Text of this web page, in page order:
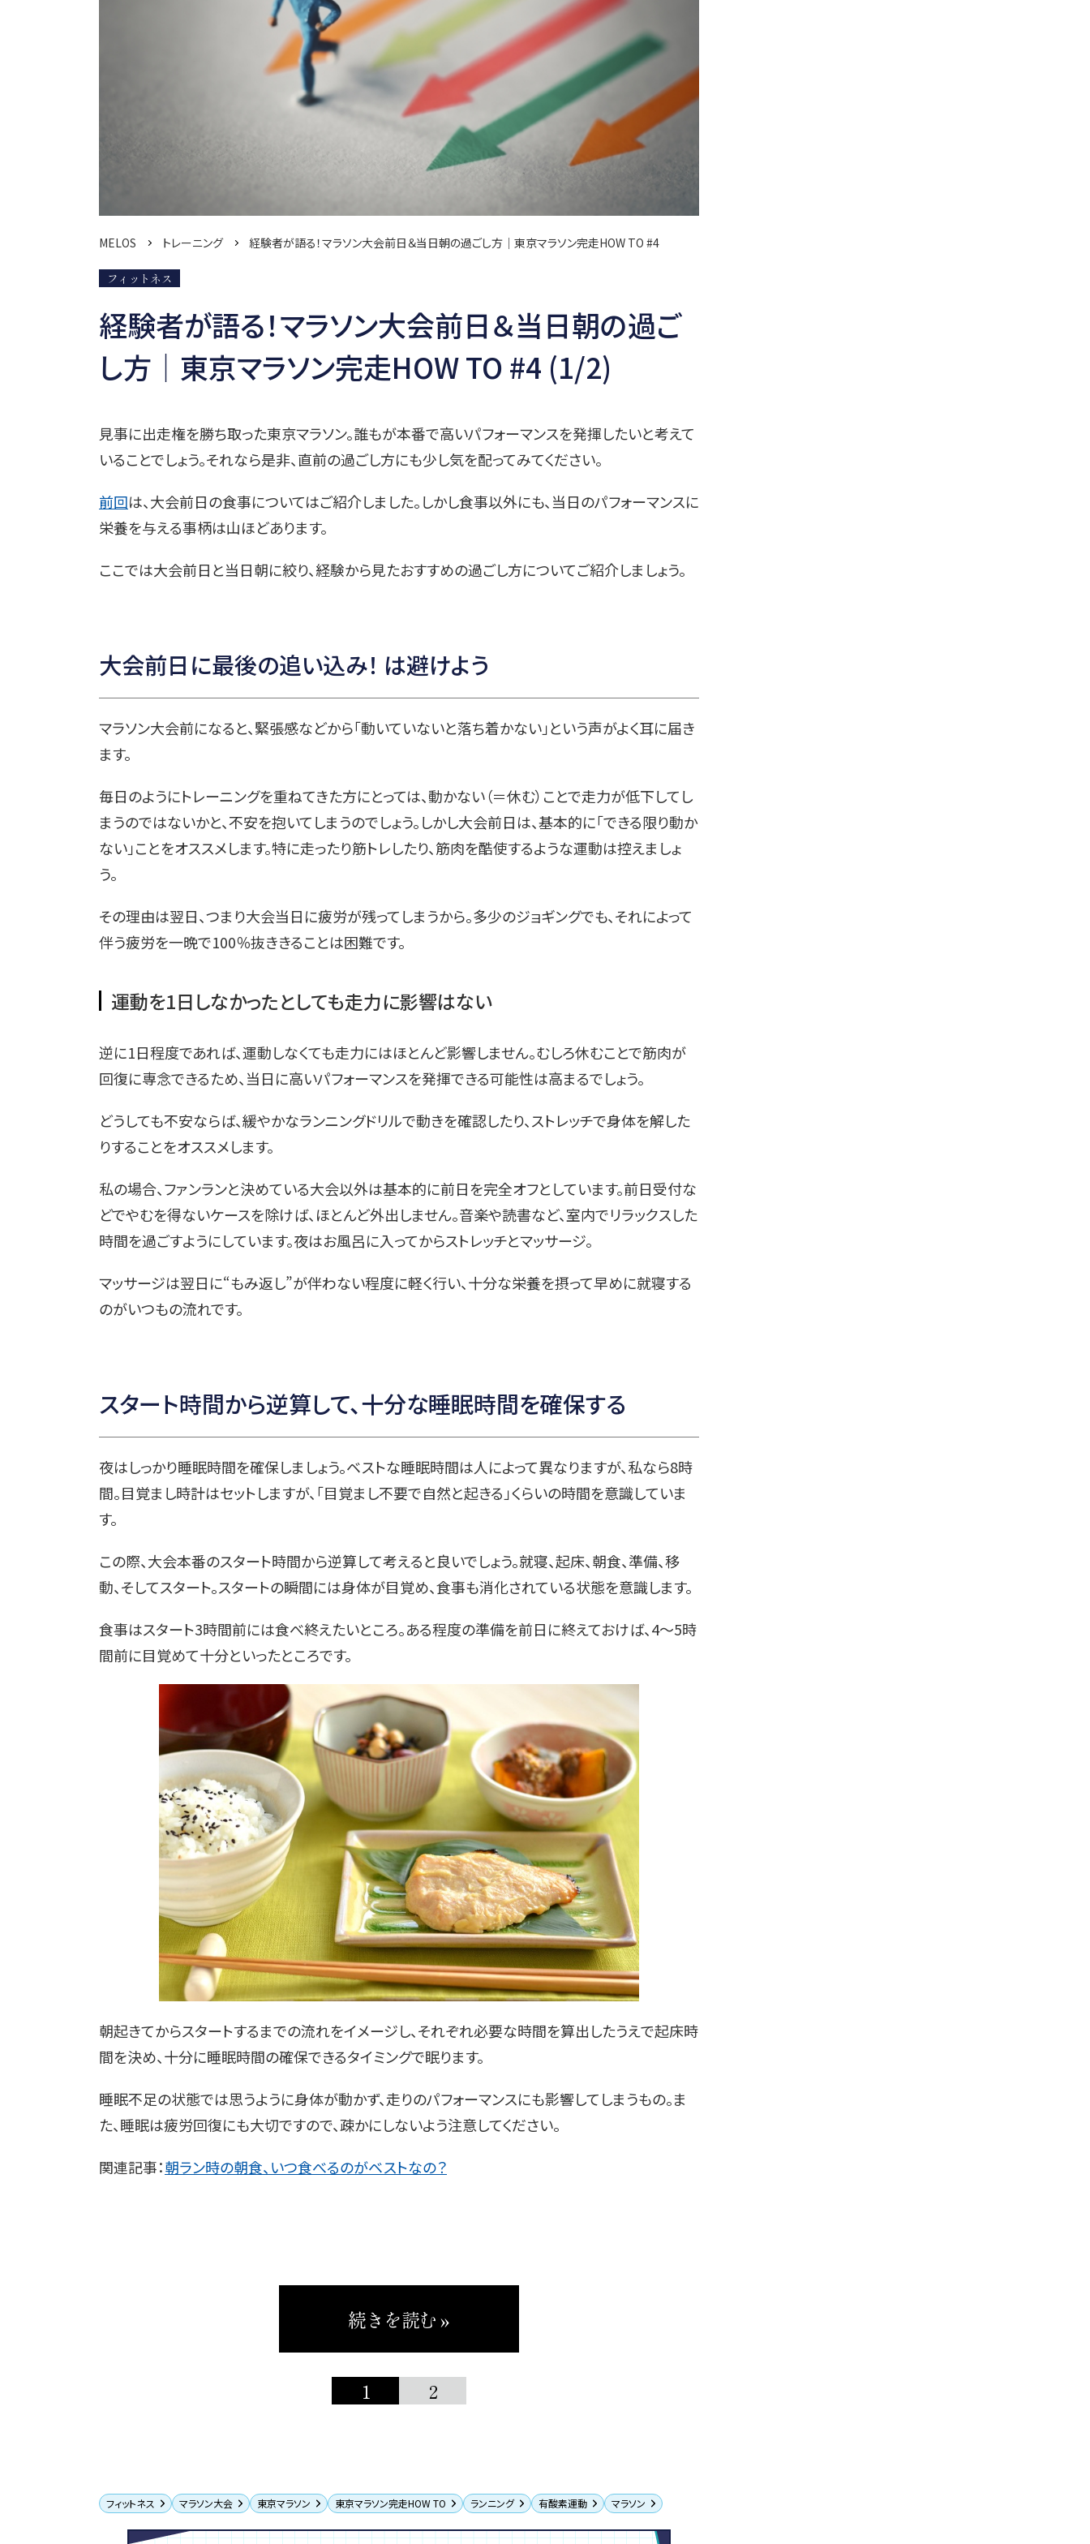
MELOS トレーニング 経験者が語る！マラソン大会前日＆当日朝の過ごし方│東京マラソン完走HOW TO #4
フィットネス
経験者が語る！マラソン大会前日＆当日朝の過ご
し方│東京マラソン完走HOW TO #4 (1/2)
見事に出走権を勝ち取った東京マラソン。誰もが本番で高いパフォーマンスを発揮したいと考えて
いることでしょう。それなら是非、直前の過ごし方にも少し気を配ってみてください。
前回は、大会前日の食事についてはご紹介しました。しかし食事以外にも、当日のパフォーマンスに
栄養を与える事柄は山ほどあります。
ここでは大会前日と当日朝に絞り、経験から見たおすすめの過ごし方についてご紹介しましょう。
大会前日に最後の追い込み！ は避けよう
マラソン大会前になると、緊張感などから「動いていないと落ち着かない」という声がよく耳に届き
ます。
毎日のようにトレーニングを重ねてきた方にとっては、動かない（＝休む）ことで走力が低下してし
まうのではないかと、不安を抱いてしまうのでしょう。しかし大会前日は、基本的に「できる限り動か
ない」ことをオススメします。特に走ったり筋トレしたり、筋肉を酷使するような運動は控えましょ
う。
その理由は翌日、つまり大会当日に疲労が残ってしまうから。多少のジョギングでも、それによって
伴う疲労を一晩で100％抜ききることは困難です。
運動を1日しなかったとしても走力に影響はない
逆に1日程度であれば、運動しなくても走力にはほとんど影響しません。むしろ休むことで筋肉が
回復に専念できるため、当日に高いパフォーマンスを発揮できる可能性は高まるでしょう。
どうしても不安ならば、緩やかなランニングドリルで動きを確認したり、ストレッチで身体を解した
りすることをオススメします。
私の場合、ファンランと決めている大会以外は基本的に前日を完全オフとしています。前日受付な
どでやむを得ないケースを除けば、ほとんど外出しません。音楽や読書など、室内でリラックスした
時間を過ごすようにしています。夜はお風呂に入ってからストレッチとマッサージ。
マッサージは翌日に“もみ返し”が伴わない程度に軽く行い、十分な栄養を摂って早めに就寝する
のがいつもの流れです。
スタート時間から逆算して、十分な睡眠時間を確保する
夜はしっかり睡眠時間を確保しましょう。ベストな睡眠時間は人によって異なりますが、私なら8時
間。目覚まし時計はセットしますが、「目覚まし不要で自然と起きる」くらいの時間を意識していま
す。
この際、大会本番のスタート時間から逆算して考えると良いでしょう。就寝、起床、朝食、準備、移
動、そしてスタート。スタートの瞬間には身体が目覚め、食事も消化されている状態を意識します。
食事はスタート3時間前には食べ終えたいところ。ある程度の準備を前日に終えておけば、4〜5時
間前に目覚めて十分といったところです。
朝起きてからスタートするまでの流れをイメージし、それぞれ必要な時間を算出したうえで起床時
間を決め、十分に睡眠時間の確保できるタイミングで眠ります。
睡眠不足の状態では思うように身体が動かず、走りのパフォーマンスにも影響してしまうもの。ま
た、睡眠は疲労回復にも大切ですので、疎かにしないよう注意してください。
関連記事：朝ラン時の朝食、いつ食べるのがベストなの？
続きを読む »
1 2
フィットネス マラソン大会 東京マラソン 東京マラソン完走HOW TO ランニング 有酸素運動 マラソン